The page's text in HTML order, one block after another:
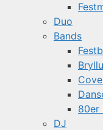
Duo
Bands
80er
DJ